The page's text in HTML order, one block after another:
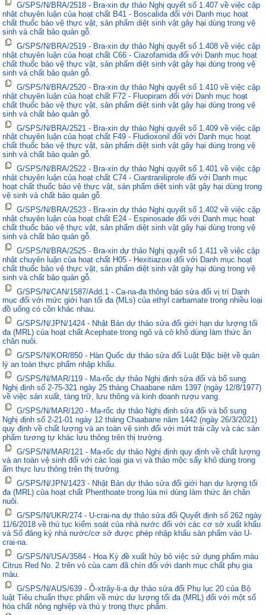
G/SPS/N/BRA/2518 - Bra-xin dự thảo Nghị quyết số 1.407 về việc cập
nhật chuyên luận của hoạt chất B41 - Boscalida đối với Danh mục hoạt
chất thuốc bảo vệ thực vật, sản phẩm diệt sinh vật gây hại dùng trong vệ
sinh và chất bảo quản gỗ.
G/SPS/N/BRA/2519 - Bra-xin dự thảo Nghị quyết số 1.408 về việc cập
nhật chuyên luận của hoạt chất C66 - Ciazofamida đối với Danh mục hoạt
chất thuốc bảo vệ thực vật, sản phẩm diệt sinh vật gây hại dùng trong vệ
sinh và chất bảo quản gỗ.
G/SPS/N/BRA/2520 - Bra-xin dự thảo Nghị quyết số 1.410 về việc cập
nhật chuyên luận của hoạt chất F72 - Fluopiram đối với Danh mục hoạt
chất thuốc bảo vệ thực vật, sản phẩm diệt sinh vật gây hại dùng trong vệ
sinh và chất bảo quản gỗ.
G/SPS/N/BRA/2521 - Bra-xin dự thảo Nghị quyết số 1.409 về việc cập
nhật chuyên luận của hoạt chất F49 - Fludioxonil đối với Danh mục hoạt
chất thuốc bảo vệ thực vật, sản phẩm diệt sinh vật gây hại dùng trong vệ
sinh và chất bảo quản gỗ.
G/SPS/N/BRA/2522 - Bra-xin dự thảo Nghị quyết số 1.401 về việc cập
nhật chuyên luận của hoạt chất C74 - Ciantraniliprole đối với Danh mục
hoạt chất thuốc bảo vệ thực vật, sản phẩm diệt sinh vật gây hại dùng trong
vệ sinh và chất bảo quản gỗ.
G/SPS/N/BRA/2523 - Bra-xin dự thảo Nghị quyết số 1.402 về việc cập
nhật chuyên luận của hoạt chất E24 - Espinosade đối với Danh mục hoạt
chất thuốc bảo vệ thực vật, sản phẩm diệt sinh vật gây hại dùng trong vệ
sinh và chất bảo quản gỗ.
G/SPS/N/BRA/2525 - Bra-xin dự thảo Nghị quyết số 1.411 về việc cập
nhật chuyên luận của hoạt chất H05 - Hexitiazoxi đối với Danh mục hoạt
chất thuốc bảo vệ thực vật, sản phẩm diệt sinh vật gây hại dùng trong vệ
sinh và chất bảo quản gỗ.
G/SPS/N/CAN/1587/Add.1 - Ca-na-đa thông báo sửa đổi vị trí Danh
mục đối với mức giới hạn tối đa (MLs) của ethyl carbamate trong nhiều loại
đồ uống có cồn khác nhau.
G/SPS/N/JPN/1424 - Nhật Bản dự thảo sửa đổi giới hạn dư lượng tối
đa (MRL) của hoạt chất Acephate trong ngô và cỏ khô dùng làm thức ăn
chăn nuôi.
G/SPS/N/KOR/850 - Hàn Quốc dự thảo sửa đổi Luật Đặc biệt về quản
lý an toàn thực phẩm nhập khẩu.
G/SPS/N/MAR/119 - Ma-rốc dự thảo Nghị định sửa đổi và bổ sung
Nghị định số 2-75-321 ngày 25 tháng Chaabane năm 1397 (ngày 12/8/1977)
về việc sản xuất, tàng trữ, lưu thông và kinh doanh rượu vang.
G/SPS/N/MAR/120 - Ma-rốc dự thảo Nghị định sửa đổi và bổ sung
Nghị định số 2-21-01 ngày 12 tháng Chaabane năm 1442 (ngày 26/3/2021)
quy định về chất lượng và an toàn vệ sinh đối với mứt trái cây và các sản
phẩm tương tự khác lưu thông trên thị trường.
G/SPS/N/MAR/121 - Ma-rốc dự thảo Nghị định quy định về chất lượng
và an toàn vệ sinh đối với các loại gia vị và thảo mộc sấy khô dùng trong
ẩm thực lưu thông trên thị trường.
G/SPS/N/JPN/1423 - Nhật Bản dự thảo sửa đổi giới hạn dư lượng tối
đa (MRL) của hoạt chất Phenthoate trong lúa mì dùng làm thức ăn chăn
nuôi.
G/SPS/N/UKR/274 - U-crai-na dự thảo sửa đổi Quyết định số 262 ngày
11/6/2018 về thủ tục kiểm soát của nhà nước đối với các cơ sở xuất khẩu
và Sổ đăng ký nhà nước/cơ sở được phép nhập khẩu sản phẩm vào U-
crai-na.
G/SPS/N/USA/3584 - Hoa Kỳ đề xuất hủy bỏ việc sử dụng phẩm màu
Citrus Red No. 2 trên vỏ của cam đã chín đối với danh mục chất phụ gia
màu.
G/SPS/N/AUS/639 - Ô-xtrây-li-a dự thảo sửa đổi Phụ lục 20 của Bộ
luật Tiêu chuẩn thực phẩm về mức dư lượng tối đa (MRL) đối với một số
hóa chất nông nghiệp và thú y trong thực phẩm.